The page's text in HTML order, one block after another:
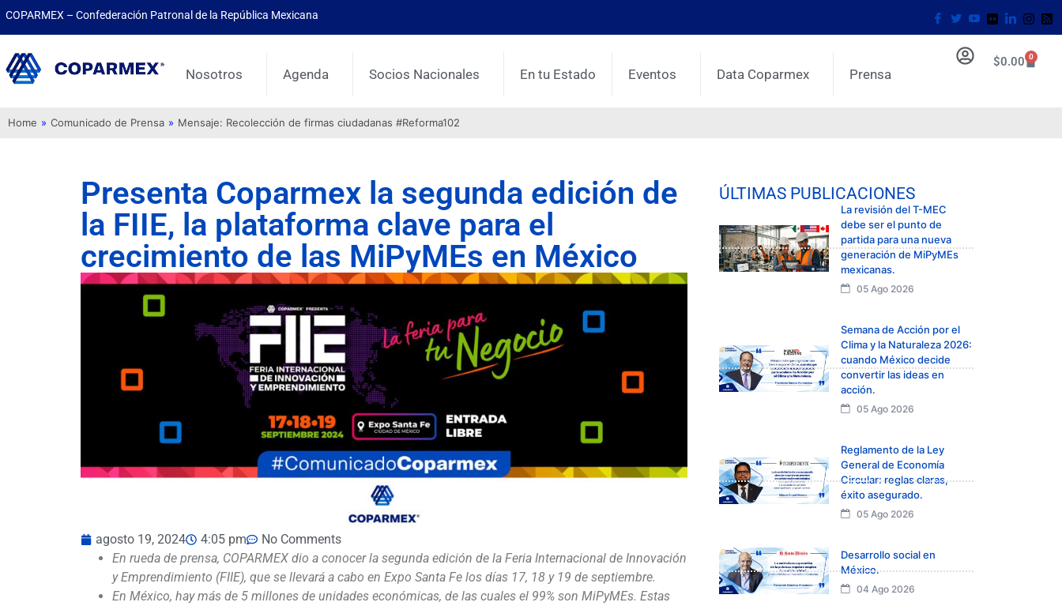
COPARMEX – Confederación Patronal de la República Mexicana
Nosotros Agenda Socios Nacionales En tu Estado Eventos Data Coparmex Prensa
$0.00 0
Home » Comunicado de Prensa » Mensaje: Recolección de firmas ciudadanas #Reforma102
Presenta Coparmex la segunda edición de
la FIIE, la plataforma clave para el
crecimiento de las MiPyMEs en México
agosto 19, 2024 4:05 pm
No Comments
En rueda de prensa, COPARMEX dio a conocer la segunda edición de la Feria Internacional de Innovación
y Emprendimiento (FIIE), que se llevará a cabo en Expo Santa Fe los días 17, 18 y 19 de septiembre.
En México, hay más de 5 millones de unidades económicas, de las cuales el 99% son MiPyMEs. Estas
ÚLTIMAS PUBLICACIONES
La revisión del T-MEC
debe ser el punto de
partida para una nueva
generación de MiPyMEs
mexicanas.
05 Ago 2026
Semana de Acción por el
Clima y la Naturaleza 2026:
cuando México decide
convertir las ideas en
acción.
05 Ago 2026
Reglamento de la Ley
General de Economía
Circular: reglas claras,
éxito asegurado.
05 Ago 2026
Desarrollo social en
México.
04 Ago 2026